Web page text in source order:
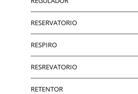
RESERVATORIO
RESPIRO
RESREVATORIO
RETENTOR